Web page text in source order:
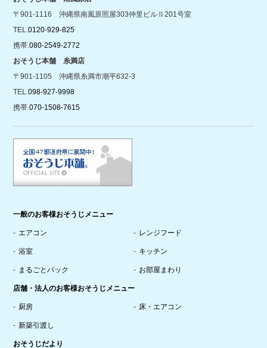
〒901-1116 沖縄県南風原照屋303仲里ビルⅡ201号室
TEL.0120-929-825
携帯.080-2549-2772
おそうじ本舗 糸満店
〒901-1105 沖縄県糸満市潮平632-3
TEL.098-927-9998
携帯.070-1508-7615
一般のお客様おそうじメニュー
エアコン レンジフード
浴室 キッチン
まるごとパック お部屋まわり
店舗・法人のお客様おそうじメニュー
厨房 床・エアコン
新築引渡し
おそうじだより